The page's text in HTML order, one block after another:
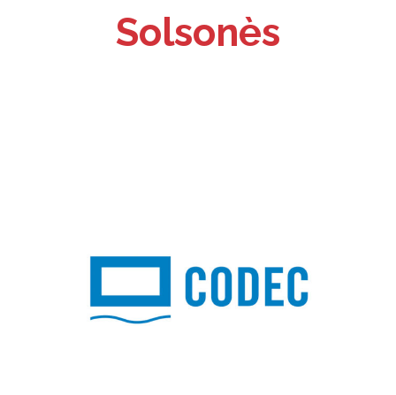
Solsonès
+